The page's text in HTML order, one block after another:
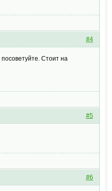
#4
посоветуйте. Стоит на
#5
#6